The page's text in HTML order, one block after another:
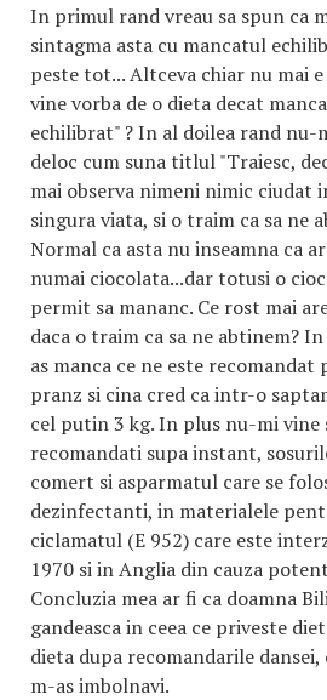
In primul rand vreau sa spun ca
sintagma asta cu mancatul
peste tot... Altceva chiar nu mai
vine vorba de o dieta decat
echilibrat" ? In al doilea rand nu-
deloc cum suna titlul "Traiesc,
mai observa nimeni nimic ciudat
singura viata, si o traim ca sa ne
Normal ca asta nu inseamna ca
numai ciocolata...dar totusi o
permit sa mananc. Ce rost mai
daca o traim ca sa ne abtinem?
as manca ce ne este
pranz si cina cred ca intr-o
cel putin 3 kg. In plus nu-mi vine
recomandati supa instant,
comert si asparmatul care se
dezinfectanti, in materialele
ciclamatul (E 952) care este
1970 si in Anglia din cauza
Concluzia mea ar fi ca doamna
gandeasca in ceea ce priveste
dieta dupa recomandarile
m-as imbolnavi.